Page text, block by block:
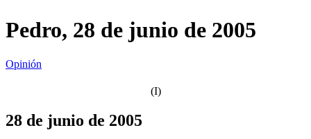
Pedro, 28 de junio de 2005
Opinión
(I)
28 de junio de 2005